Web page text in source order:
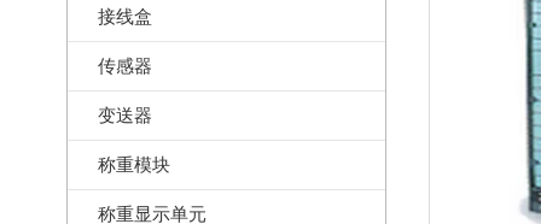
接线盒
传感器
变送器
称重模块
称重显示单元